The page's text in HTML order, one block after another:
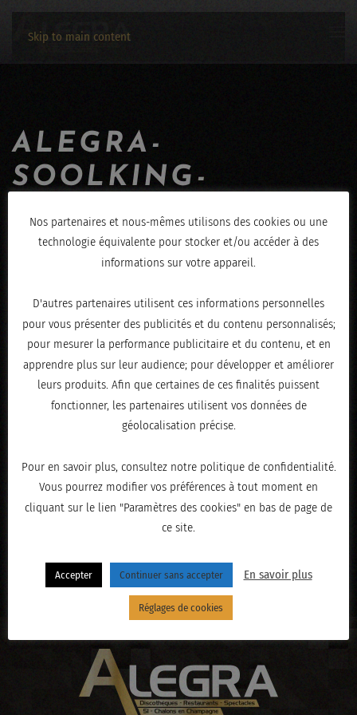
Skip to main content
ALEGRA-
SOOLKING-
17032019-7046
MARS 18, 2019 .
« PRÉCÉDENT
Nos partenaires et nous-mêmes utilisons des cookies ou une
technologie équivalente pour stocker et/ou accéder à des
informations sur votre appareil.
D'autres partenaires utilisent ces informations personnelles
pour vous présenter des publicités et du contenu personnalisés;
pour mesurer la performance publicitaire et du contenu, et en
apprendre plus sur leur audience; pour développer et améliorer
leurs produits. Afin que certaines de ces finalités puissent
fonctionner, les partenaires utilisent vos données de
géolocalisation précise.
Pour en savoir plus, consultez notre politique de confidentialité.
Vous pourrez modifier vos préférences à tout moment en
cliquant sur le lien "Paramètres des cookies" en bas de page de
ce site.
Accepter Continuer sans accepter En savoir plus
Réglages de cookies